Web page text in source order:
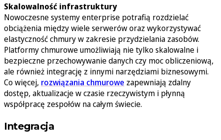
Skalowalność infrastruktury
Nowoczesne systemy enterprise potrafią rozdzielać
obciążenia między wiele serwerów oraz wykorzystywać
elastyczność chmury w zakresie przydzielania zasobów.
Platformy chmurowe umożliwiają nie tylko skalowalne i
bezpieczne przechowywanie danych czy moc obliczeniową,
ale również integrację z innymi narzędziami biznesowymi.
Co więcej, rozwiązania chmurowe zapewniają zdalny
dostęp, aktualizacje w czasie rzeczywistym i płynną
współpracę zespołów na całym świecie.
Integracja